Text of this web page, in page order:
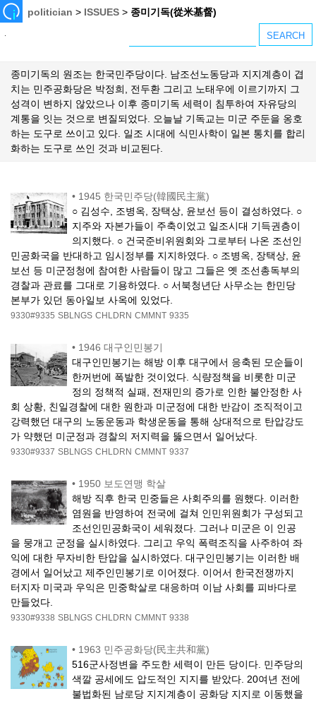
politician > ISSUES > 종미기독(從米基督)
종미기독의 원조는 한국민주당이다. 남조선노동당과 지지계층이 겹
치는 민주공화당은 박정희, 전두환 그리고 노태우에 이르기까지 그
성격이 변하지 않았으나 이후 종미기독 세력이 침투하여 자유당의
계통을 잇는 것으로 변질되었다. 오늘날 기독교는 미군 주둔을 옹호
하는 도구로 쓰이고 있다. 일조 시대에 식민사학이 일본 통치를 합리
화하는 도구로 쓰인 것과 비교된다.
• 1945 한국민주당(韓國民主黨)
○ 김성수, 조병옥, 장택상, 윤보선 등이 결성하였다. ○
지주와 자본가들이 주축이었고 일조시대 기득권층이
의지했다. ○ 건국준비위원회와 그로부터 나온 조선인
민공화국을 반대하고 임시정부를 지지하였다. ○ 조병옥, 장택상, 윤
보선 등 미군정청에 참여한 사람들이 많고 그들은 옛 조선총독부의
경찰과 관료를 그대로 기용하였다. ○ 서북청년단 사무소는 한민당
본부가 있던 동아일보 사옥에 있었다.
9330#9335 SBLNGS CHLDRN CMMNT 9335
• 1946 대구인민봉기
대구인민봉기는 해방 이후 대구에서 응축된 모순들이
한꺼번에 폭발한 것이었다. 식량정책을 비롯한 미군
정의 정책적 실패, 전재민의 증가로 인한 불안정한 사
회 상황, 친일경찰에 대한 원한과 미군정에 대한 반감이 조직적이고
강력했던 대구의 노동운동과 학생운동을 통해 상대적으로 탄압강도
가 약했던 미군정과 경찰의 저지력을 뚫으면서 일어났다.
9330#9337 SBLNGS CHLDRN CMMNT 9337
• 1950 보도연맹 학살
해방 직후 한국 민중들은 사회주의를 원했다. 이러한
염원을 반영하여 전국에 걸쳐 인민위원회가 구성되고
조선인민공화국이 세워졌다. 그러나 미군은 이 인공
을 뭉개고 군정을 실시하였다. 그리고 우익 폭력조직을 사주하여 좌
익에 대한 무자비한 탄압을 실시하였다. 대구인민봉기는 이러한 배
경에서 일어났고 제주인민봉기로 이어졌다. 이어서 한국전쟁까지
터지자 미국과 우익은 민중학살로 대응하며 이남 사회를 피바다로
만들었다.
9330#9338 SBLNGS CHLDRN CMMNT 9338
• 1963 민주공화당(民主共和黨)
516군사정변을 주도한 세력이 만든 당이다. 민주당의
색깔 공세에도 압도적인 지지를 받았다. 20여년 전에
불법화된 남로당 지지계층이 공화당 지지로 이동했을